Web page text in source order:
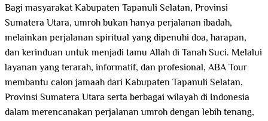
Bagi masyarakat Kabupaten Tapanuli Selatan, Provinsi
Sumatera Utara, umroh bukan hanya perjalanan ibadah,
melainkan perjalanan spiritual yang dipenuhi doa, harapan,
dan kerinduan untuk menjadi tamu Allah di Tanah Suci. Melalui
layanan yang terarah, informatif, dan profesional, ABA Tour
membantu calon jamaah dari Kabupaten Tapanuli Selatan,
Provinsi Sumatera Utara serta berbagai wilayah di Indonesia
dalam merencanakan perjalanan umroh dengan lebih tenang,